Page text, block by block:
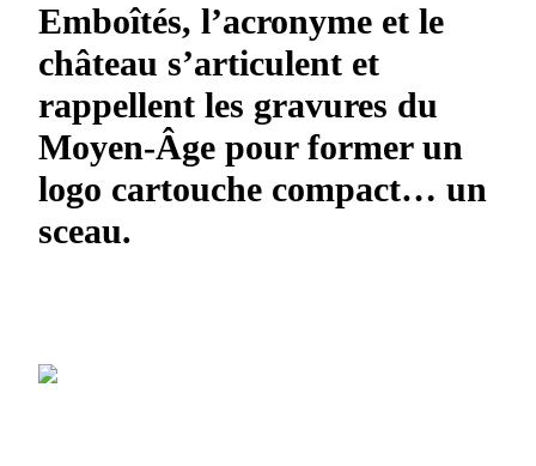
Emboîtés, l’acronyme et le
château s’articulent et
rappellent les gravures du
Moyen-Âge pour former un
logo cartouche compact… un
sceau.